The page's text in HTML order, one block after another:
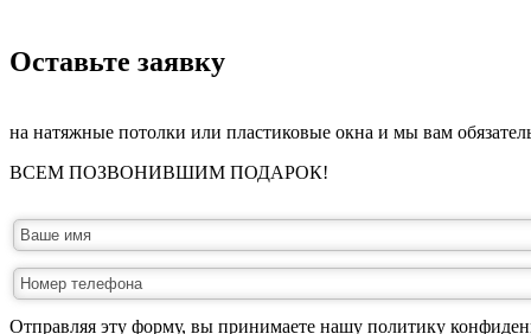
­Оставьте заявку
на натяжные потолки или пластиковые окна и мы вам
ВСЕМ ПОЗВОНИВШИМ ПОДАРОК!
Отправляя эту форму, вы принимаете нашу политику